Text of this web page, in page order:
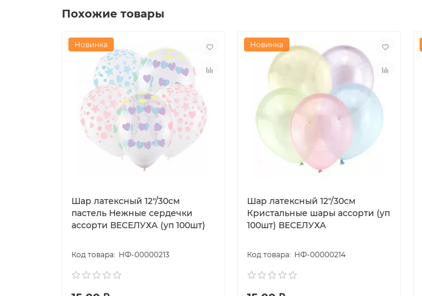
Похожие товары
Новинка
Шар латексный 12"/30см
пастель Нежные сердечки
ассорти ВЕСЕЛУХА (уп 100шт)
НФ-00000213
Новинка
Шар латексный 12"/30см
Кристальные шары ассорти (уп
100шт) ВЕСЕЛУХА
НФ-00000214